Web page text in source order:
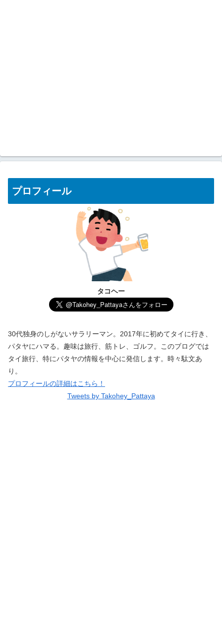
プロフィール
タコヘー
30代独身のしがないサラリーマン。2017年に初めてタイに行き、
パタヤにハマる。趣味は旅行、筋トレ、ゴルフ。このブログでは
タイ旅行、特にパタヤの情報を中心に発信します。時々駄文あ
り。
プロフィールの詳細はこちら！
Tweets by Takohey_Pattaya